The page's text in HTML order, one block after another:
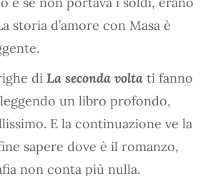
storia d’amore con Masa è
di La seconda volta ti fanno
un libro profondo,
E la continuazione ve la
sapere dove è il romanzo,
non conta più nulla.